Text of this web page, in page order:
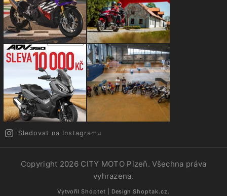
Sledovat na Instagramu
Copyright 2026 CITY MOTO Plzeň. Všechna práva
vyhrazena.
Vytvořil Shoptet | Design Shoptak.cz.